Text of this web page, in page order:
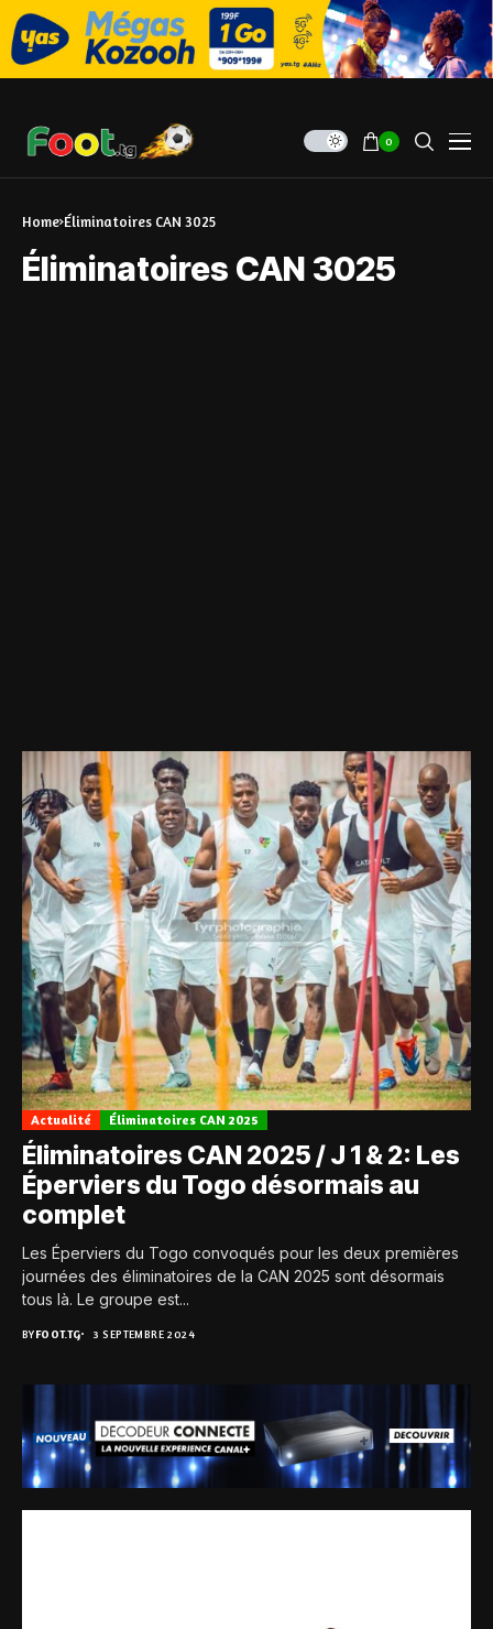
0
Home Éliminatoires CAN 3025
Éliminatoires CAN 3025
Actualité Éliminatoires CAN 2025
Éliminatoires CAN 2025 / J 1 & 2: Les
Éperviers du Togo désormais au
complet
Les Éperviers du Togo convoqués pour les deux premières
journées des éliminatoires de la CAN 2025 sont désormais
tous là. Le groupe est...
BYFOOT.TG 3 SEPTEMBRE 2024